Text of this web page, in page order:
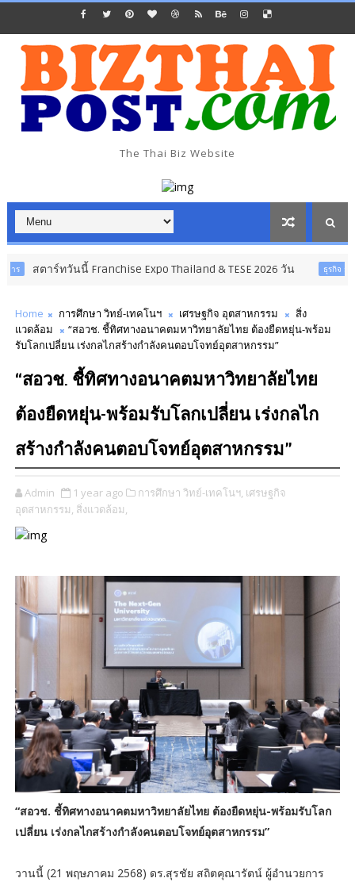
The Thai Biz Website
นนี้ Franchise Expo Thailand & TESE 2026 วัน ธุรกิจ การค้า การลงทุน
Home การศึกษา วิทย์-เทคโนฯ เศรษฐกิจ อุตสาหกรรม
สิ่ง
แวดล้อม
“สอวช. ชี้ทิศทางอนาคตมหาวิทยาลัยไทย ต้องยืดหยุ่น-พร้อม
รับโลกเปลี่ยน เร่งกลไกสร้างกำลังคนตอบโจทย์อุตสาหกรรม”
“สอวช. ชี้ทิศทางอนาคตมหาวิทยาลัยไทย
ต้องยืดหยุ่น-พร้อมรับโลกเปลี่ยน เร่งกลไก
สร้างกำลังคนตอบโจทย์อุตสาหกรรม”
Admin 1 year ago การศึกษา วิทย์-เทคโนฯ, เศรษฐกิจ
อุตสาหกรรม, สิ่งแวดล้อม,
“สอวช. ชี้ทิศทางอนาคตมหาวิทยาลัยไทย ต้องยืดหยุ่น-พร้อมรับโลก
เปลี่ยน เร่งกลไกสร้างกำลังคนตอบโจทย์อุตสาหกรรม”
วานนี้ (21 พฤษภาคม 2568) ดร.สุรชัย สถิตคุณารัตน์ ผู้อำนวยการ